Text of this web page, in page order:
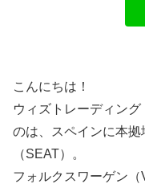
こんにちは！
ウィズトレーディン
のは、スペインに本拠
（SEAT）。
フォルクスワーゲン